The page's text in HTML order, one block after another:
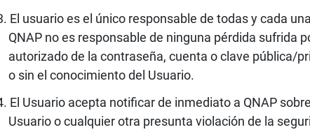
El usuario es el único responsable de todas y cada
QNAP no es responsable de ninguna pérdida sufrida
autorizado de la contraseña, cuenta o clave pública/
o sin el conocimiento del Usuario.
El Usuario acepta notificar de inmediato a QNAP
Usuario o cualquier otra presunta violación de la